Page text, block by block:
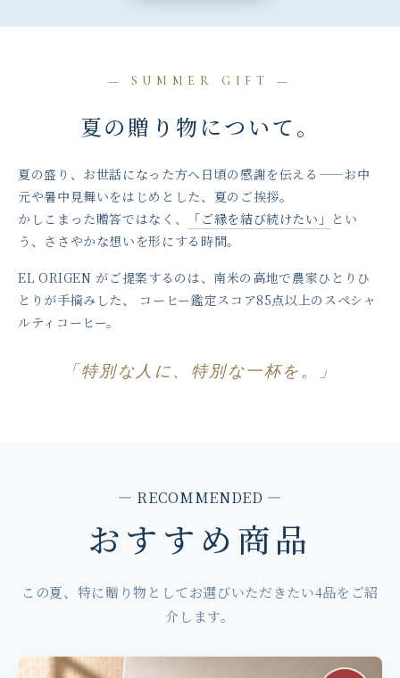
— SUMMER GIFT —
夏の贈り物について。
夏の盛り、お世話になった方へ日頃の感謝を伝える——お中
元や暑中見舞いをはじめとした、夏のご挨拶。
かしこまった贈答ではなく、
「ご縁を結び続けたい」 とい
う、ささやかな想いを形にする時間。
EL ORIGEN がご提案するのは、南米の高地で農家ひとりひ
とりが手摘みした、
コーヒー鑑定スコア85点以上のスペシャ
ルティコーヒー。
「特別な人に、特別な一杯を。」
— RECOMMENDED —
おすすめ商品
この夏、特に贈り物としてお選びいただきたい4品をご紹
介します。